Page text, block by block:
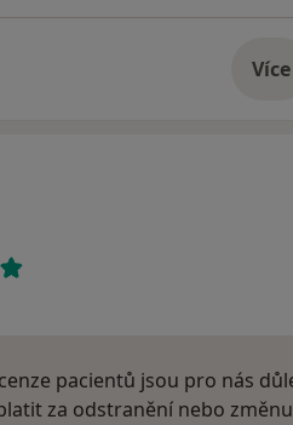
Více
o
pacientů jsou pro nás
za odstranění nebo